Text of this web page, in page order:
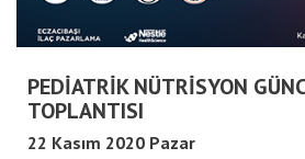
PEDİATRİK NÜTRİSYON
TOPLANTISI
22 Kasım 2020 Pazar